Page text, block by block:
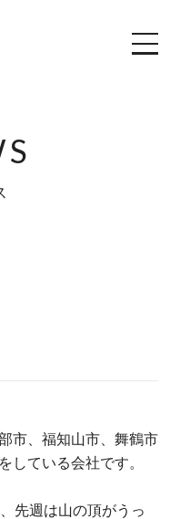
ト
くり
ーション
市、福知山市、舞鶴市
している会社です。
先週は山の頂がうっ